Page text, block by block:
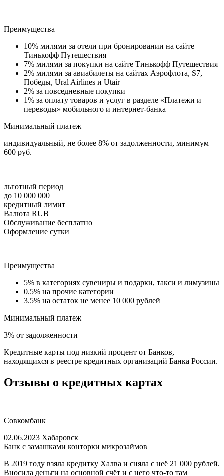
Преимущества
10% милями за отели при бронировании на сайте
Тинькофф Путешествия
7% милями за покупки на сайте Тинькофф Путешествия
2% милями за авиабилеты на сайтах Аэрофлота, S7,
Победы, Ural Airlines и Utair
2% за повседневные покупки
1% за оплату товаров и услуг в разделе «Платежи и
переводы» мобильного и интернет-банка
Минимальный платеж
индивидуальный, не более 8% от задолженности, минимум
600 руб.
льготный период
до 10 000 000
кредитный лимит
Валюта RUB
Обслуживание бесплатно
Оформление сутки
Преимущества
5% в категориях сувениры и подарки, такси и лимузины
0.5% на прочие категории
3.5% на остаток не менее 10 000 рублей
Минимальный платеж
3% от задолженности
Кредитные карты под низкий процент от Банков,
находящихся в реестре кредитных opгaнизaций Бaнкa Poccии.
Отзывы о кредитных картах
Совкомбанк
02.06.2023 Хабаровск
Банк с замашками конторки микрозаймов
В 2019 году взяла кредитку Халва и сняла с неё 21 000 рублей.
Вносила деньги на основной счёт и с него что-то там